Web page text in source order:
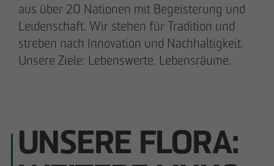
aus über 20 Nationen mit Begeisterung und
Leidenschaft. Wir stehen für Tradition und
streben nach Innovation und Nachhaltigkeit.
Unsere Ziele: Lebenswerte. Lebensräume.
UNSERE FLORA:
Nicol Weinzweig
Kommunikationsreferentin Intern
Kommunikation & Marketing
nweinzweig@otto-wulff.de
Presse- und Öffentlichkeitsarbeit
Kommunikation & Marketing